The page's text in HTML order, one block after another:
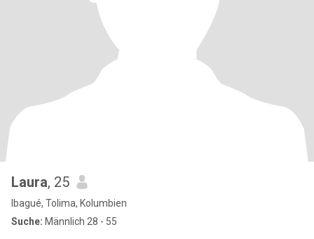
Laura, 25
Ibagué, Tolima, Kolumbien
Suche: Männlich 28 - 55